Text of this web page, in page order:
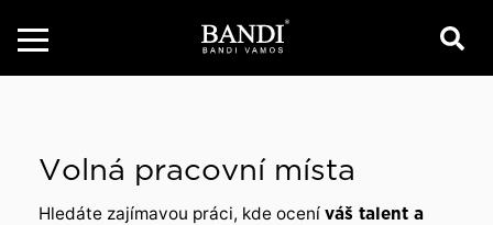
Volná pracovní místa
Hledáte zajímavou práci, kde ocení váš talent a